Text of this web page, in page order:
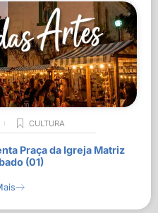
CULTURA
Praça da Igreja Matriz
(01)